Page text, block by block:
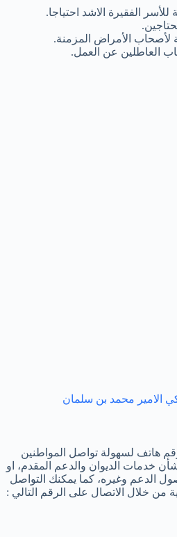
الفقيرة الاشد احتياجا.
لأصحاب الأمراض المزمنة.
العاطلين عن العمل.
الامير محمد بن سلمان
هاتف لسهولة تواصل المواطنين
خدمات الديوان والدعم المقدم، او
الدعم وغيره، كما يمكنك التواصل
من خلال الاتصال على الرقم التالي :